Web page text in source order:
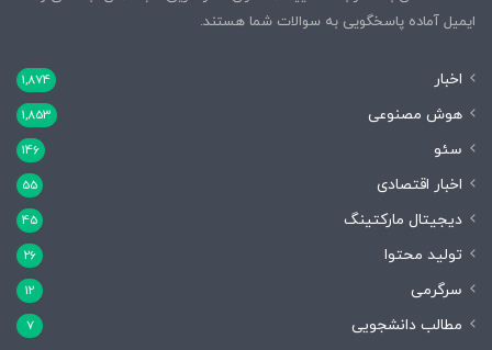
ایمیل آماده پاسخگویی به سوالات شما هستند.
اخبار 1,874
هوش مصنوعی 1,853
سئو 146
اخبار اقتصادی 55
دیجیتال مارکتینگ 45
تولید محتوا 26
سرگرمی 12
مطالب دانشجویی 7